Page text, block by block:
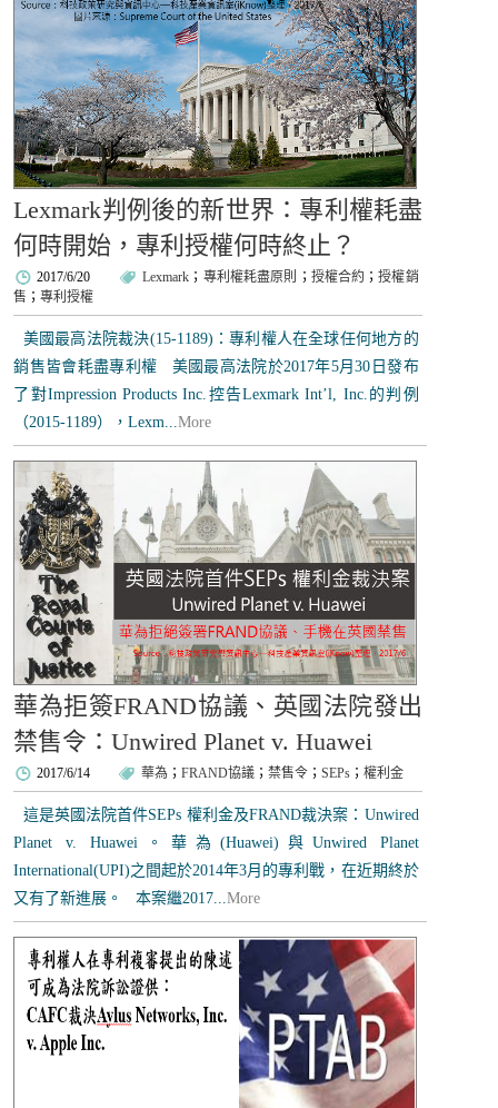
Lexmark判例後的新世界：專利權耗盡
何時開始，專利授權何時終止？
2017/6/20 Lexmark ； 專利權耗盡原則 ； 授權合約 ；授權銷
售 ；專利授權
美國最高法院裁決(15-1189)：專利權人在全球任何地方的
銷售皆會耗盡專利權 美國最高法院於2017年5月30日發布
了對Impression Products Inc.控告Lexmark Int’l, Inc.的判例
（2015-1189），Lexm...More
華為拒簽FRAND協議、英國法院發出
禁售令：Unwired Planet v. Huawei
2017/6/14 華為 ；FRAND協議 ；禁售令 ；SEPs ；權利金
這是英國法院首件SEPs 權利金及FRAND裁決案：Unwired
Planet v. Huawei。華為(Huawei)與Unwired Planet
International(UPI)之間起於2014年3月的專利戰，在近期終於
又有了新進展。 本案繼2017...More